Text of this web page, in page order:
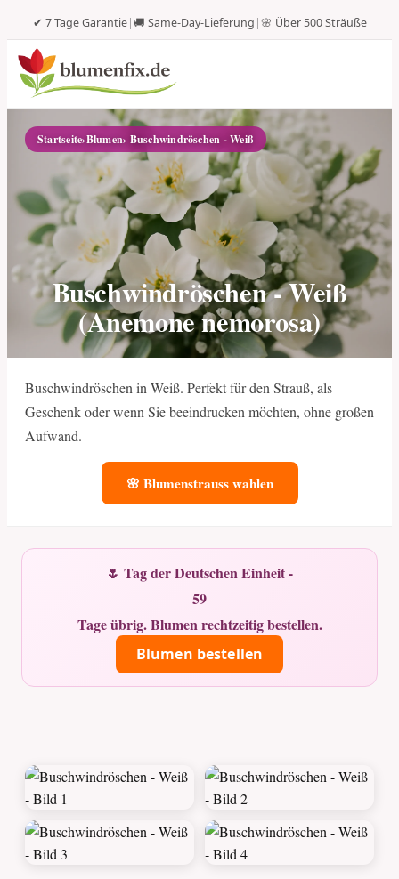
✔ 7 Tage Garantie|🚚 Same-Day-Lieferung |🌸 Über 500 Sträuße
Startseite›Blumen› Buschwindröschen - Weiß
Buschwindröschen - Weiß
(Anemone nemorosa)
Buschwindröschen in Weiß. Perfekt für den Strauß, als
Geschenk oder wenn Sie beeindrucken möchten, ohne großen
Aufwand.
🌸 Blumenstrauss wahlen
🌷 Tag der Deutschen Einheit -
59
Tage übrig. Blumen rechtzeitig bestellen.
Blumen bestellen